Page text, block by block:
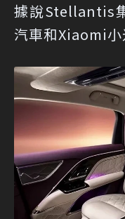
據說Stellantis
汽車和Xiaomi小